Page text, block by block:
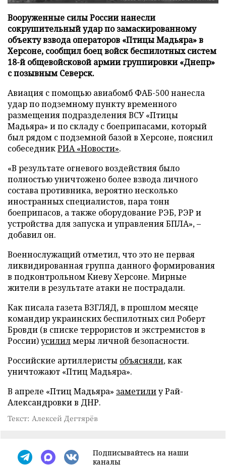
Вооруженные силы России нанесли
сокрушительный удар по замаскированному
объекту взвода операторов «Птицы Мадьяра» в
Херсоне, сообщил боец войск беспилотных систем
18-й общевойсковой армии группировки «Днепр»
с позывным Северск.
Авиация с помощью авиабомб ФАБ-500 нанесла
удар по подземному пункту временного
размещения подразделения ВСУ «Птицы
Мадьяра» и по складу с боеприпасами, который
был рядом с подземной базой в Херсоне, пояснил
собеседникРИА «Новости».
«В результате огневого воздействия было
полностью уничтожено более взвода личного
состава противника, вероятно несколько
иностранных специалистов, пара тонн
боеприпасов, а также оборудование РЭБ, РЭР и
устройства для запуска и управления БПЛА», –
добавил он.
Военнослужащий отметил, что это не первая
ликвидированная группа данного формирования
в подконтрольном Киеву Херсоне. Мирные
жители в результате атаки не пострадали.
Как писала газета ВЗГЛЯД, в прошлом месяце
командир украинских беспилотных сил Роберт
Бровди (в списке террористов и экстремистов в
России)усилилмеры личной безопасности.
Российские артиллеристы объясняли, как
уничтожают «Птиц Мадьяра».
В апреле «Птиц Мадьяра» заметилиу Рай-
Александровки в ДНР.
Текст: Алексей Дегтярёв
Подписывайтесь на наши
каналы